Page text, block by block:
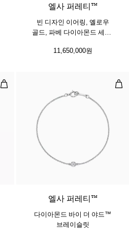
엘사 퍼레티™
빈 디자인 이어링, 옐로우
골드, 파베 다이아몬드 세팅,
11,650,000원
다이아몬드 바이 더 야드™ 이어링다
​​엘사 퍼레티™
다이아몬드 바이 더 야드™
브레이슬릿